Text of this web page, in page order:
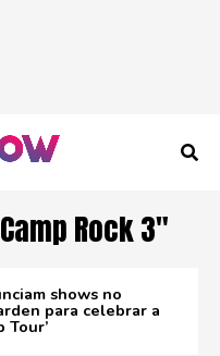
Rock 3"
shows no
para celebrar a
Tour’